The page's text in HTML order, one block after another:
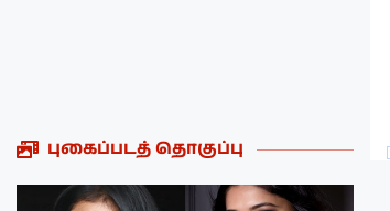
புகைப்படத் தொகுப்பு